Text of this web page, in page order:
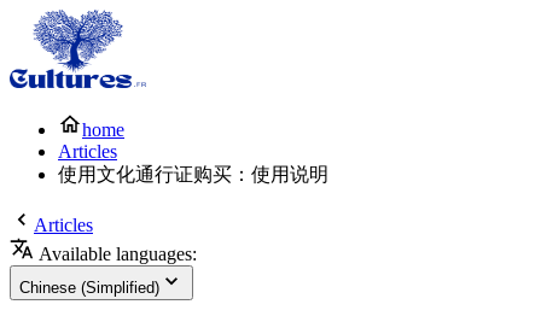
home
Articles
使用文化通行证购买：使用说明
Articles
Available languages:
Chinese (Simplified)